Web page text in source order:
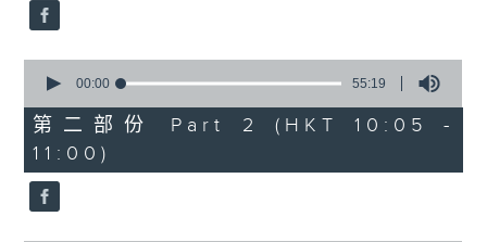
seconds
55
minutes,
19
seconds
00:00 55:19
第二部份 Part 2 (HKT 10:05 -
11:00)